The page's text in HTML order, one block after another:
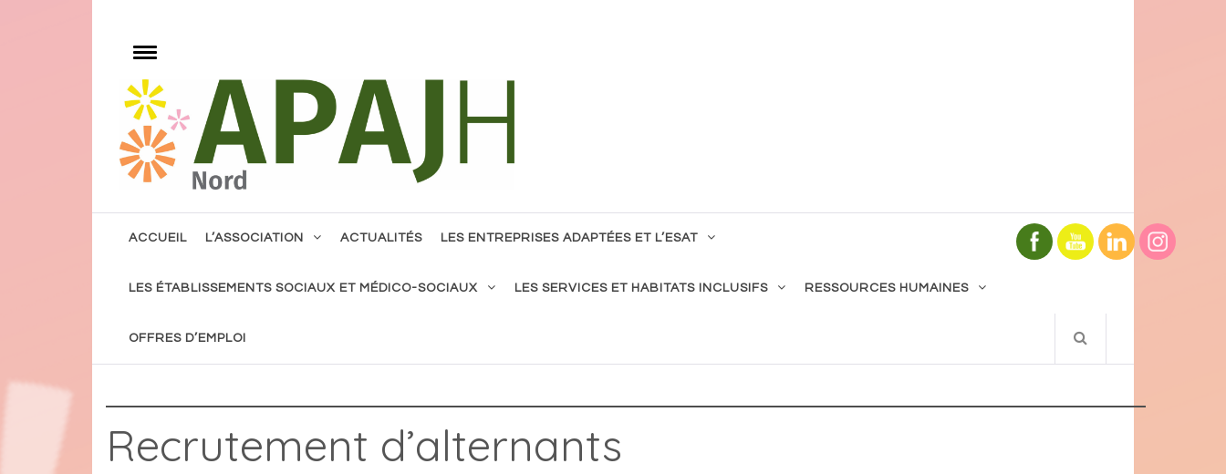
contentToggle
menu
ACCUEIL L’ASSOCIATION ACTUALITÉS LES ENTREPRISES ADAPTÉES ET L’ESAT
LES ÉTABLISSEMENTS SOCIAUX ET MÉDICO-SOCIAUX LES SERVICES ET HABITATS INCLUSIFS RESSOURCES HUMAINES
OFFRES D’EMPLOI
Recrutement d’alternants